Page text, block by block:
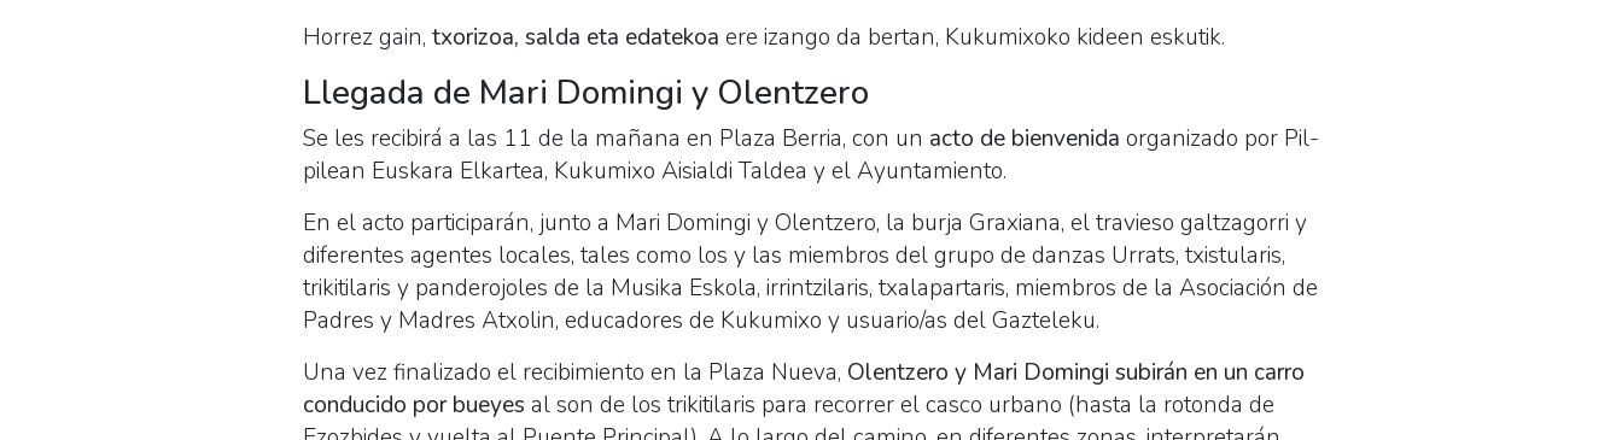
Horrez gain, txorizoa, salda eta edatekoa ere izango da bertan, Kukumixoko kideen eskutik.
Llegada de Mari Domingi y Olentzero
Se les recibirá a las 11 de la mañana en Plaza Berria, con un acto de bienvenida organizado por Pil-
pilean Euskara Elkartea, Kukumixo Aisialdi Taldea y el Ayuntamiento.
En el acto participarán, junto a Mari Domingi y Olentzero, la burja Graxiana, el travieso galtzagorri y
diferentes agentes locales, tales como los y las miembros del grupo de danzas Urrats, txistularis,
trikitilaris y panderojoles de la Musika Eskola, irrintzilaris, txalapartaris, miembros de la Asociación de
Padres y Madres Atxolin, educadores de Kukumixo y usuario/as del Gazteleku.
Una vez finalizado el recibimiento en la Plaza Nueva, Olentzero y Mari Domingi subirán en un carro
conducido por bueyes al son de los trikitilaris para recorrer el casco urbano (hasta la rotonda de